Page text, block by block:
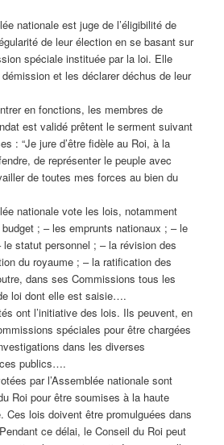
nationale est juge de l’éligibilité de
de leur élection en se basant sur
spéciale instituée par la loi. Elle
et les déclarer déchus de leur
en fonctions, les membres de
est validé prêtent le serment suivant
: “Je jure d’être fidèle au Roi, à la
de représenter le peuple avec
de toutes mes forces au bien du
nationale vote les lois, notamment
; – les emprunts nationaux ; – le
statut personnel ; – la révision des
du royaume ; – la ratification des
dans ses Commissions tous les
loi dont elle est saisie….
ont l’initiative des lois. Ils peuvent, en
spéciales pour être chargées
dans les diverses
publics….
par l’Assemblée nationale sont
Roi pour être soumises à la haute
Ces lois doivent être promulguées dans
ce délai, le Conseil du Roi peut